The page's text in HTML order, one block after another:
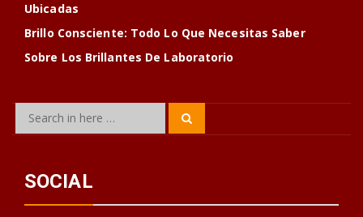
Ubicadas
Brillo Consciente: Todo Lo Que Necesitas Saber
Sobre Los Brillantes De Laboratorio
Search
SOCIAL